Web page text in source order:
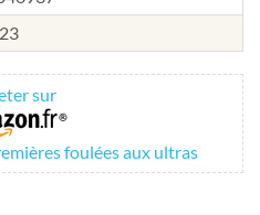
sur
foulées aux ultras